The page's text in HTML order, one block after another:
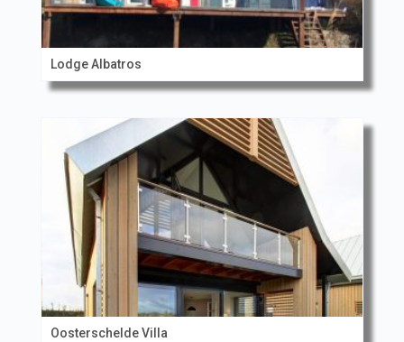
Lodge Albatros
Oosterschelde Villa